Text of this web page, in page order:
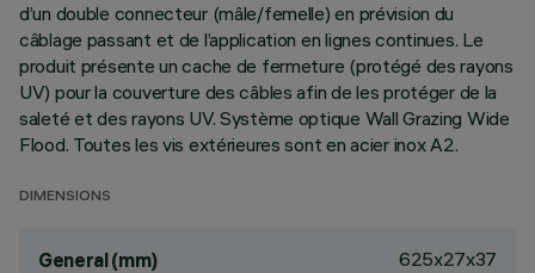
d’un double connecteur (mâle/femelle) en prévision du
câblage passant et de l’application en lignes continues. Le
produit présente un cache de fermeture (protégé des rayons
UV) pour la couverture des câbles afin de les protéger de la
saleté et des rayons UV. Système optique Wall Grazing Wide
Flood. Toutes les vis extérieures sont en acier inox A2.
DIMENSIONS
General (mm) 625x27x37